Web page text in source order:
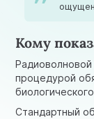
Кому
процедурой
Стандартный